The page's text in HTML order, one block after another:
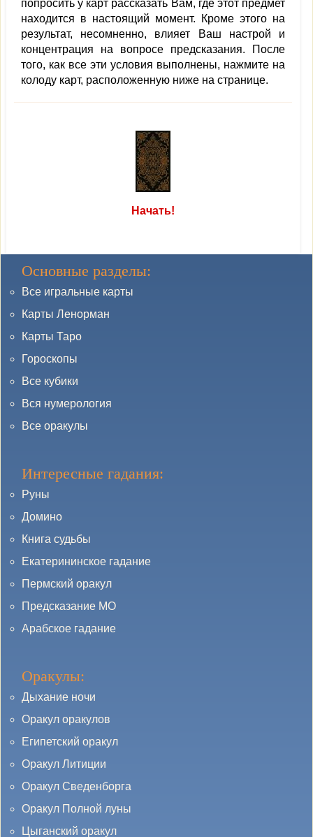
попросить у карт рассказать Вам, где этот предмет
находится в настоящий момент. Кроме этого на
результат, несомненно, влияет Ваш настрой и
концентрация на вопросе предсказания. После
того, как все эти условия выполнены, нажмите на
колоду карт, расположенную ниже на странице.
Начать!
Основные разделы:
Все игральные карты
Карты Ленорман
Карты Таро
Гороскопы
Все кубики
Вся нумерология
Все оракулы
Интересные гадания:
Руны
Домино
Книга судьбы
Екатерининское гадание
Пермский оракул
Предсказание МО
Арабское гадание
Оракулы:
Дыхание ночи
Оракул оракулов
Египетский оракул
Оракул Литиции
Оракул Сведенборга
Оракул Полной луны
Цыганский оракул